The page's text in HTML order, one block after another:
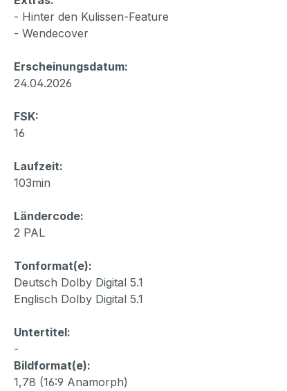
- Hinter den Kulissen-Feature
- Wendecover
Erscheinungsdatum:
24.04.2026
FSK:
16
Laufzeit:
103min
Ländercode:
2 PAL
Tonformat(e):
Deutsch Dolby Digital 5.1
Englisch Dolby Digital 5.1
Untertitel:
-
Bildformat(e):
1,78 (16:9 Anamorph)